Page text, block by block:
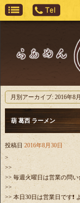
月別アーカイブ: 2016年8月
葫 葛西 ラーメン
投稿日 2016年8月30日
>
>>
>> 毎週火曜日は営業の問い
>>
>> 本日30日は営業日です❗️